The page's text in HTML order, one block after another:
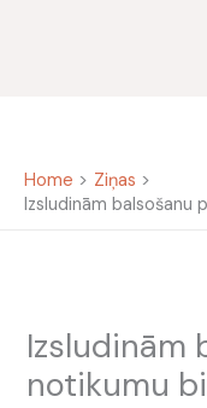
Home
Ziņas
Izsludinām balsošanu
Izsludinām
notikumu